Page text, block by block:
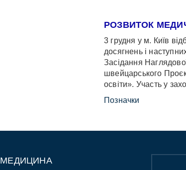
РОЗВИТОК
3 грудня у м. Київ
досягнень і
Засідання
швейцарського
освіти». Участь у
Позначки
МЕДИЦИНА